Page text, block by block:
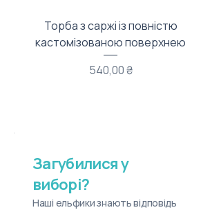
Торба з саржі із повністю
кастомізованою поверхнею
Ціна
540,00 ₴
Загубилися у
виборі?
Наші ельфики знають відповідь